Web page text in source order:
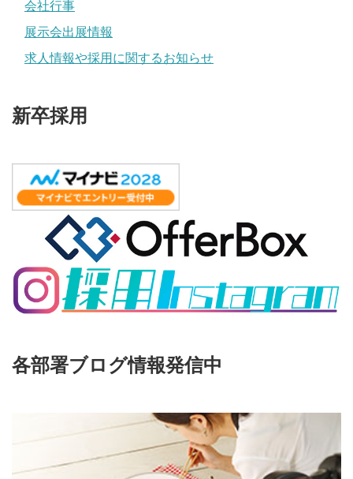
会社行事
展示会出展情報
求人情報や採用に関するお知らせ
新卒採用
各部署ブログ情報発信中